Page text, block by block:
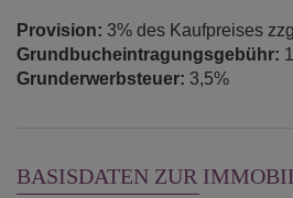
Provision: 3% des Kaufpreises
Grundbucheintragungsgebühr:
Grunderwerbsteuer: 3,5%
BASISDATEN ZUR